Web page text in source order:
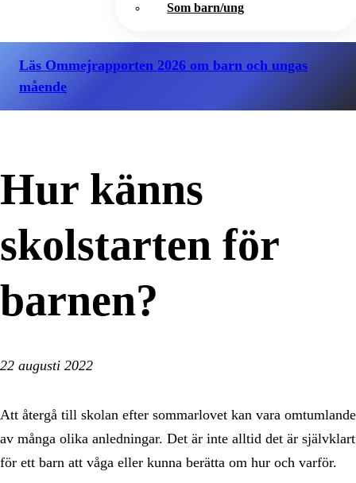
Som barn/ung
Läs Ommejrapporten 2026 om barn och ungas
mående
Hur känns
skolstarten för
barnen?
22 augusti 2022
Att återgå till skolan efter sommarlovet kan vara omtumlande
av många olika anledningar. Det är inte alltid det är självklart
för ett barn att våga eller kunna berätta om hur och varför.